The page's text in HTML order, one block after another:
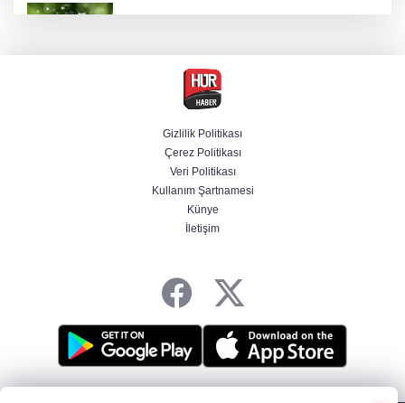
Mekke Anlaşması uluslararası basında geniş
Kıyı alanlarının işletilmesinde yeni yetki
BAE, İran'ın Hürmüz Boğazı'nda bir gemisini
Gizlilik Politikası
Çerez Politikası
Veri Politikası
Kullanım Şartnamesi
Künye
İletişim